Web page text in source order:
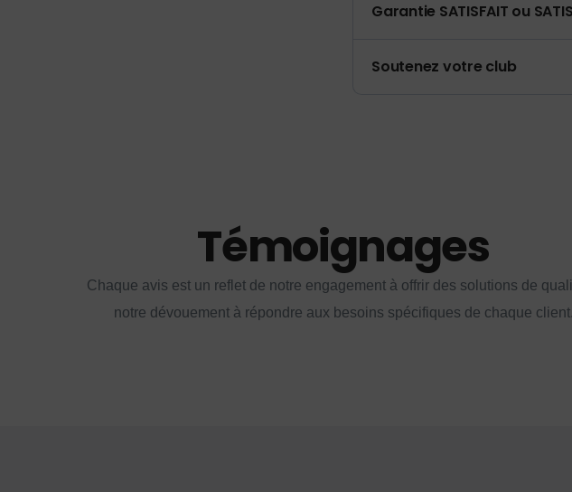
Garantie SATISFAIT ou
Soutenez votre club
Témoignages
Chaque avis est un reflet de notre engagement à offrir des solutions de
notre dévouement à répondre aux besoins spécifiques de chaque client.